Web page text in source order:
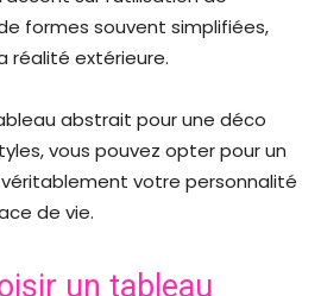
formes souvent simplifiées,
réalité extérieure.
abstrait pour une déco
vous pouvez opter pour un
votre personnalité
de vie.
un tableau